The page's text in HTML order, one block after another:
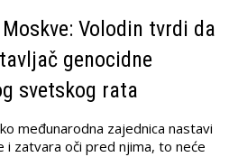
Volodin tvrdi da
genocidne
svetskog rata
međunarodna zajednica nastavi
zatvara oči pred njima, to neće